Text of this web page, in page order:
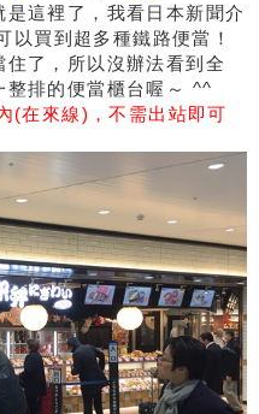
這裡了，我看日本新聞介
買到超多種鐵路便當！
了，所以沒辦法看到全
整排的便當櫃台喔～ ^^
(在來線)，不需出站即可